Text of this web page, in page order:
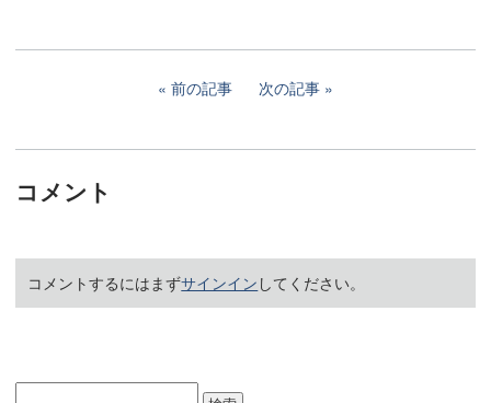
前の記事 次の記事
コメント
コメントするにはまずサインイン してください。